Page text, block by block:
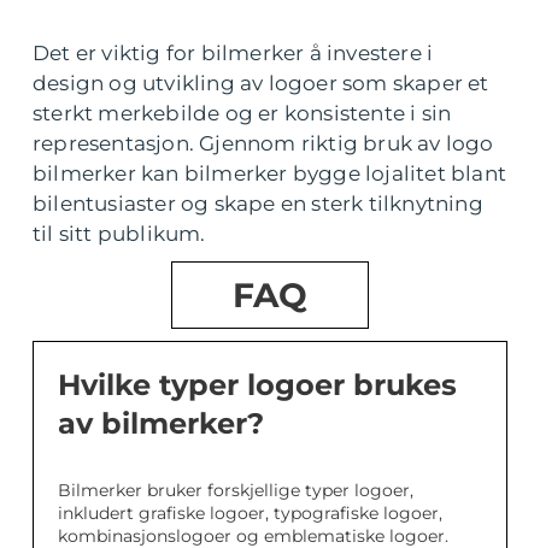
Det er viktig for bilmerker å investere i
design og utvikling av logoer som skaper et
sterkt merkebilde og er konsistente i sin
representasjon. Gjennom riktig bruk av logo
bilmerker kan bilmerker bygge lojalitet blant
bilentusiaster og skape en sterk tilknytning
til sitt publikum.
FAQ
Hvilke typer logoer brukes
av bilmerker?
Bilmerker bruker forskjellige typer logoer,
inkludert grafiske logoer, typografiske logoer,
kombinasjonslogoer og emblematiske logoer.